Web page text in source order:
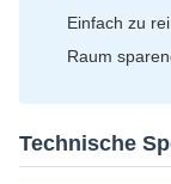
Einfach zu
Raum
Technische